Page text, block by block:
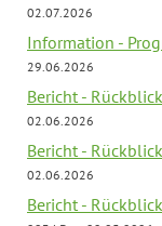
02.07.2026
Information -
29.06.2026
Bericht -
02.06.2026
Bericht -
02.06.2026
Bericht -